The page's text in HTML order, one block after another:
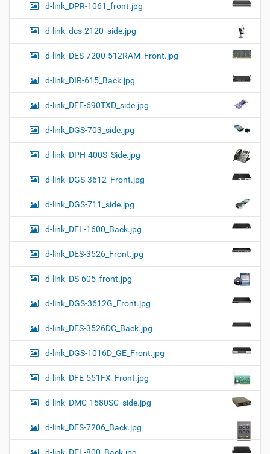
d-link_DPR-1061_front.jpg
d-link_dcs-2120_side.jpg
d-link_DES-7200-512RAM_Front.jpg
d-link_DIR-615_Back.jpg
d-link_DFE-690TXD_side.jpg
d-link_DGS-703_side.jpg
d-link_DPH-400S_Side.jpg
d-link_DGS-3612_Front.jpg
d-link_DGS-711_side.jpg
d-link_DFL-1600_Back.jpg
d-link_DES-3526_Front.jpg
d-link_DS-605_front.jpg
d-link_DGS-3612G_Front.jpg
d-link_DES-3526DC_Back.jpg
d-link_DGS-1016D_GE_Front.jpg
d-link_DFE-551FX_Front.jpg
d-link_DMC-1580SC_side.jpg
d-link_DES-7206_Back.jpg
d-link_DFL-800_Back.jpg